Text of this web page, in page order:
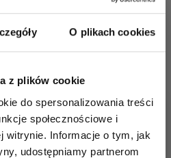
O plikach cookies
z plików cookie
do spersonalizowania treści
społecznościowe i
witrynie. Informacje o tym, jak
udostępniamy partnerom
tutaj
z alpaką tutaj
wg rozmiaru drutów
wzory tutaj